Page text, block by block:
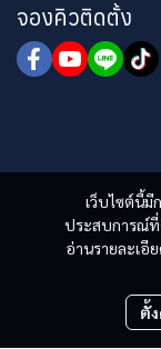
เว็บไซต์นี้มี
ประสบการณ์ที่
อ่านรายละเอี
ตั้
จองคิวติดตั้ง